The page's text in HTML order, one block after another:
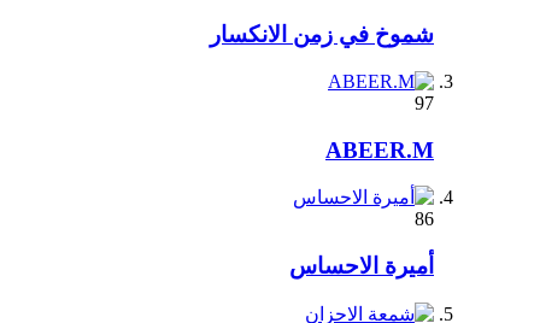
شموخ في زمن الانكسار
97
ABEER.M
86
أميرة الاحساس